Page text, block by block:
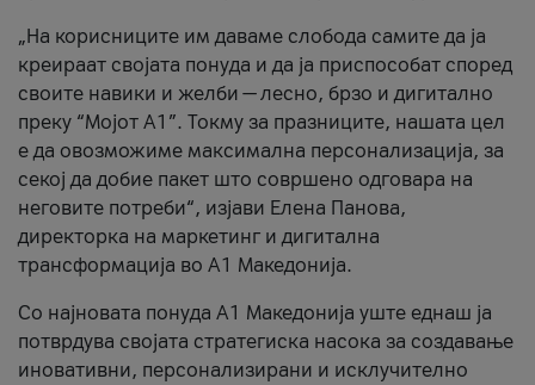
„На корисниците им даваме слобода самите да ја
креираат својата понуда и да ја приспособат според
своите навики и желби — лесно, брзо и дигитално
преку “Мојот А1”. Токму за празниците, нашата цел
е да овозможиме максимална персонализација, за
секој да добие пакет што совршено одговара на
неговите потреби“, изјави Елена Панова,
директорка на маркетинг и дигитална
трансформација во А1 Македонија.
Со најновата понуда А1 Македонија уште еднаш ја
потврдува својата стратегиска насока за создавање
иновативни, персонализирани и исклучително